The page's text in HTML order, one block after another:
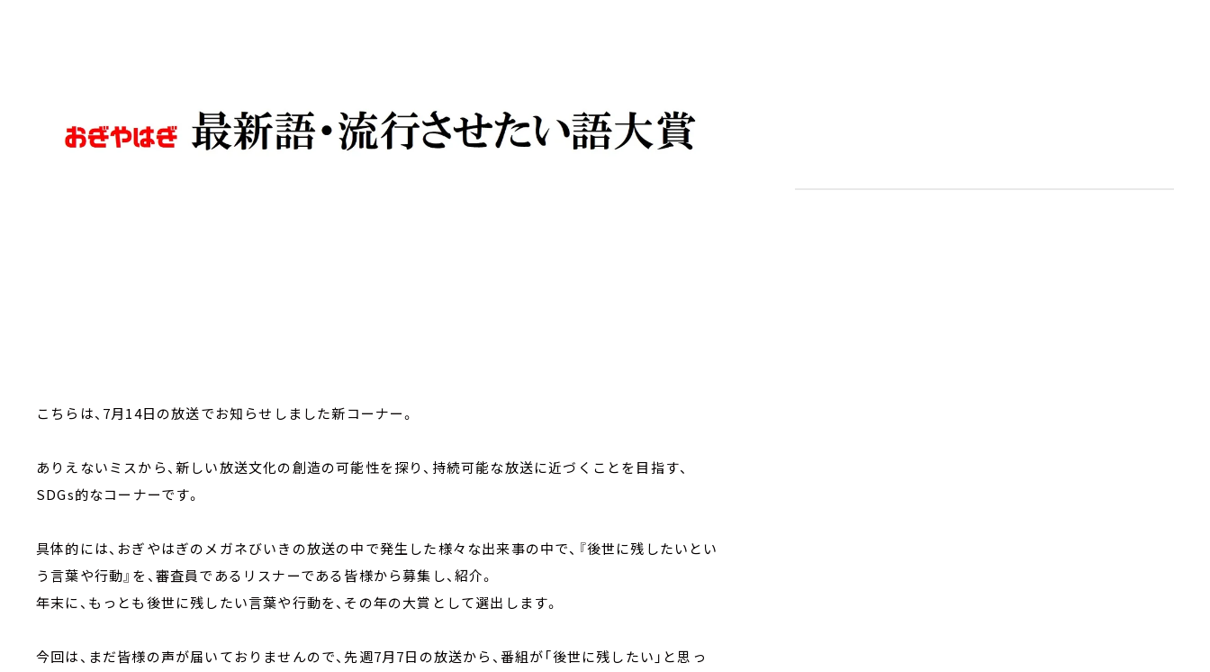
こちらは、7月14日の放送でお知らせしました新コーナー。
ありえないミスから、新しい放送文化の創造の可能性を探り、持続可能な放送に近づくことを目指す、
SDGs的なコーナーです。
具体的には、おぎやはぎのメガネびいきの放送の中で発生した様々な出来事の中で、『後世に残したいとい
う言葉や行動』を、審査員であるリスナーである皆様から募集し、紹介。
年末に、もっとも後世に残したい言葉や行動を、その年の大賞として選出します。
今回は、まだ皆様の声が届いておりませんので、先週7月7日の放送から、番組が「後世に残したい」と思っ